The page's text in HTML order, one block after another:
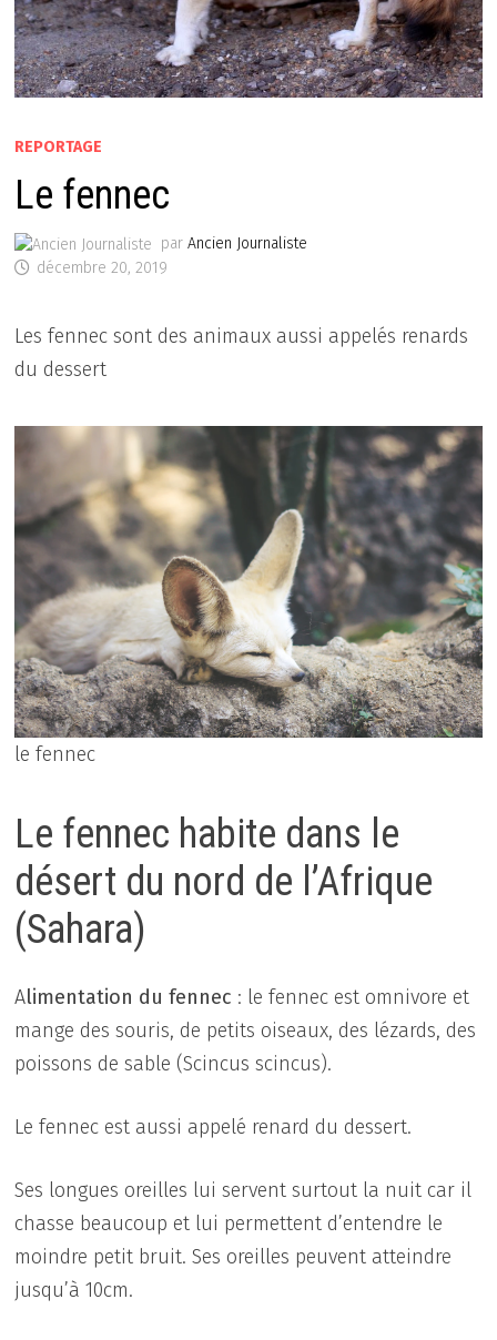
REPORTAGE
Le fennec
parAncien Journaliste
décembre 20, 2019
Les fennec sont des animaux aussi appelés renards
du dessert
le fennec
Le fennec habite dans le
désert du nord de l’Afrique
(Sahara)
Alimentation du fennec : le fennec est omnivore et
mange des souris, de petits oiseaux, des lézards, des
poissons de sable (Scincus scincus).
Le fennec est aussi appelé renard du dessert.
Ses longues oreilles lui servent surtout la nuit car il
chasse beaucoup et lui permettent d’entendre le
moindre petit bruit. Ses oreilles peuvent atteindre
jusqu’à 10cm.